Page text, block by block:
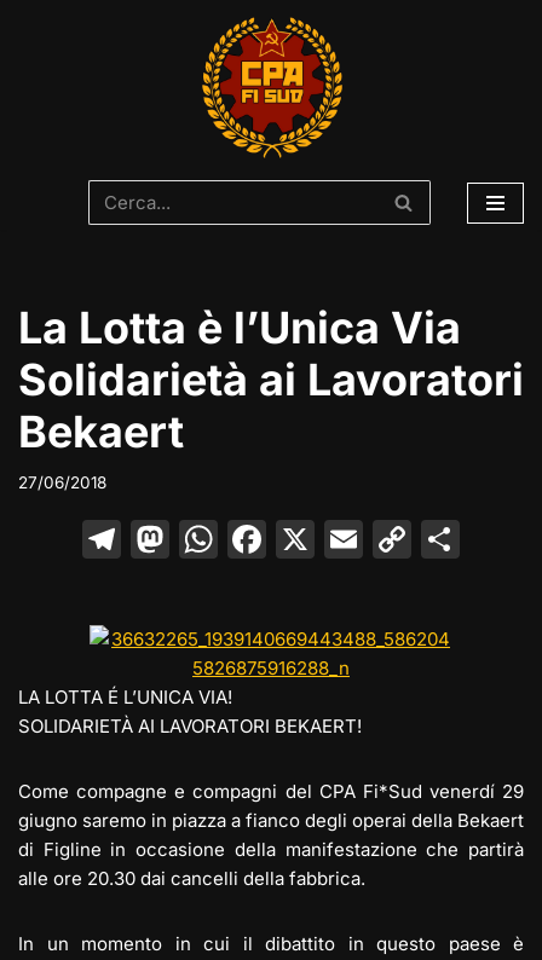
La Lotta è l’Unica Via
Solidarietà ai Lavoratori
Bekaert
27/06/2018
T
gr
a
m
M
o
d
o
W
s
A
p
F
e
b
o
o
k
X E
l
C
y
LA LOTTA É L’UNICA VIA!
SOLIDARIETÀ AI LAVORATORI BEKAERT!
Come compagne e compagni del CPA Fi*Sud venerdí 29
giugno saremo in piazza a fianco degli operai della Bekaert
di Figline in occasione della manifestazione che partirà
alle ore 20.30 dai cancelli della fabbrica.
In un momento in cui il dibattito in questo paese è